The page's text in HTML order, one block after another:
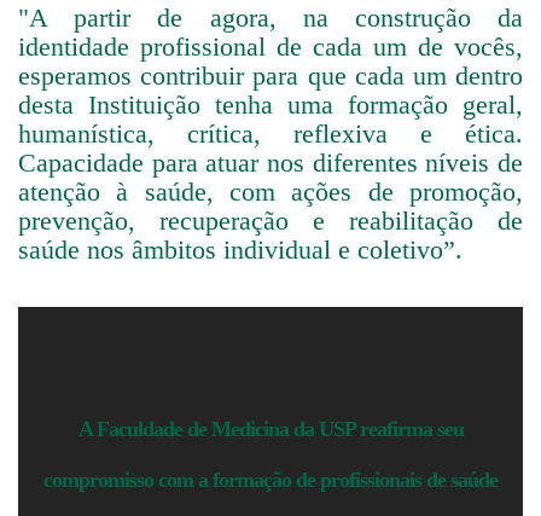
"A partir de agora, na construção da
identidade profissional de cada um de vocês,
esperamos contribuir para que cada um dentro
desta Instituição tenha uma formação geral,
humanística, crítica, reflexiva e ética.
Capacidade para atuar nos diferentes níveis de
atenção à saúde, com ações de promoção,
prevenção, recuperação e reabilitação de
saúde nos âmbitos individual e coletivo”.
A Faculdade de Medicina da USP reafirma seu
compromisso com a formação de profissionais de saúde